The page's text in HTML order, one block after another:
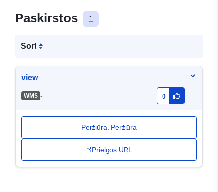
Paskirstos 1
Sort
view
WMS - 0
Peržiūra. Peržiūra
Prieigos URL